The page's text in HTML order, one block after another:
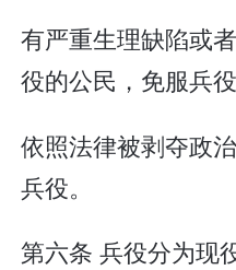
有严重生理缺陷或
役的公民，免服兵役
依照法律被剥夺政
兵役。
第六条 兵役分为现